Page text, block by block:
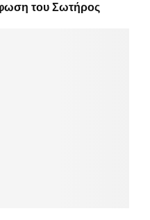
του Σωτήρος